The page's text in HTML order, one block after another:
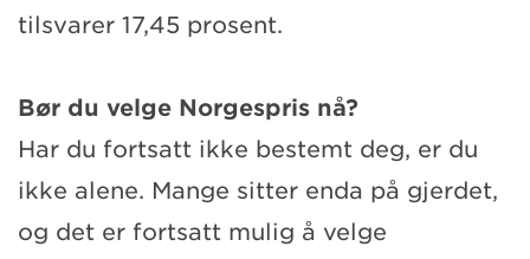
tilsvarer 17,45 prosent.
Bør du velge Norgespris nå?
Har du fortsatt ikke bestemt deg, er du
ikke alene. Mange sitter enda på gjerdet,
og det er fortsatt mulig å velge